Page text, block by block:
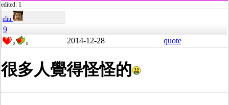
edited: 1
eliu
9
0 0 2014-12-28 quote
很多人覺得怪怪的